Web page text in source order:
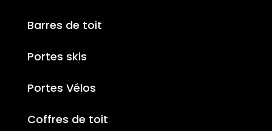
Barres de toit
Portes skis
Portes Vélos
Coffres de toit